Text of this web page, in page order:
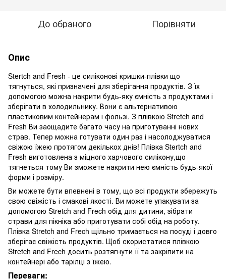
До обраного Порівняти
Опис
Stertch and Fresh - це силіконові кришки-плівки що
тягнуться, які призначені для зберігання продуктів. З їх
допомогою можна накрити будь-яку ємність з продуктами і
зберігати в холодильнику. Вони є альтернативою
пластиковим контейнерам і фользі. З плівкою Stretch and
Fresh Ви заощадите багато часу на приготуванні нових
страв. Тепер можна готувати один раз і насолоджуватися
свіжою їжею протягом декількох днів! Плівка Stertch and
Fresh виготовлена ​​з міцного харчового силікону,що
тягнеться тому Ви зможете накрити нею ємність будь-якої
форми і розміру.
Ви можете бути впевнені в тому, що всі продукти збережуть
свою свіжість і смакові якості. Ви можете упакувати за
допомогою Stretch and Frech обід для дитини, зібрати
страви для пікніка або приготувати собі обід на роботу.
Плівка Stretch and Frech щільно тримається на посуді і довго
зберігає свіжість продуктів. Щоб скористатися плівкою
Stretch and Frech досить розтягнути її та закріпити на
контейнері або тарілці з їжею.
Переваги: